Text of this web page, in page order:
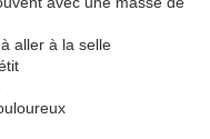
aller à la selle